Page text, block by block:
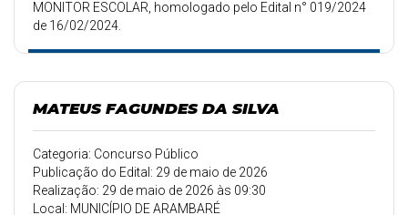
MONITOR ESCOLAR, homologado pelo Edital n° 019/2024
de 16/02/2024.
MATEUS FAGUNDES DA SILVA
Categoria: Concurso Público
Publicação do Edital: 29 de maio de 2026
Realização: 29 de maio de 2026 às 09:30
Local: MUNICÍPIO DE ARAMBARÉ